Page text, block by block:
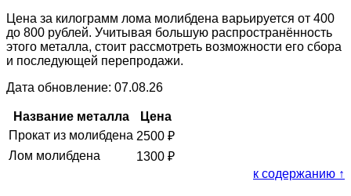
Цена за килограмм лома молибдена варьируется от 400
до 800 рублей. Учитывая большую распространённость
этого металла, стоит рассмотреть возможности его сбора
и последующей перепродажи.
Дата обновление: 07.08.26
Название металла
Цена
Прокат из молибдена 2500 ₽
Лом молибдена
1300 ₽
к содержанию ↑